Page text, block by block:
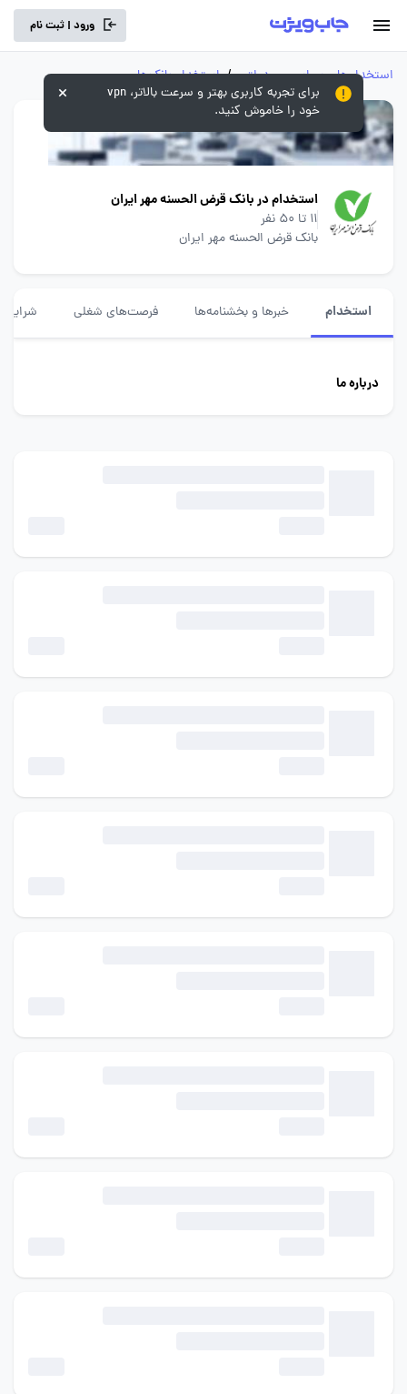
ورود | ثبت نام
استخدام‌های سراسری و دولتی / استخدام بانک‌ها
استخدام در بانک قرض الحسنه مهر ایران
11 تا 50 نفر
بانک قرض الحسنه مهر ایران
استخدام خبرها و بخشنامه‌ها فرصت‌های شغلی شرایط
درباره ما
برای تجربه کاربری بهتر و سرعت بالاتر، vpn
خود را خاموش کنید.